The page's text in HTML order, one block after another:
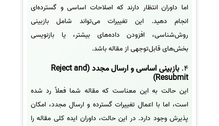
اما داوران انتظار دارند که اصلاحات اساسی و گسترده‌ای
انجام دهید. این تغییرات می‌تواند شامل بازبینی
روش‌شناسی، افزودن داده‌های بیشتر، یا بازنویسی
بخش‌های قابل‌توجهی از مقاله باشد.
4. بازبینی اساسی و ارسال مجدد (Reject and
Resubmit)
این حالت به این معناست که مقاله شما فعلاً رد شده
است، اما با اعمال تغییرات گسترده و ارسال مجدد، امکان
پذیرش وجود دارد. در این حالت، داوران ایده کلی مقاله را